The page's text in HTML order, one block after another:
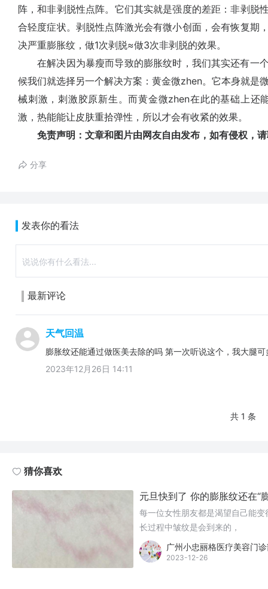
阵，和非剥脱性点阵。它们其实就是强度的差距：非剥脱
合轻度症状。剥脱性点阵激光会有微小创面，会有恢复期
决严重膨胀纹，做1次剥脱≈做3次非剥脱的效果。
在解决因为暴瘦而导致的膨胀纹时，我们其实还有一
候我们就选择另一个解决方案：黄金微zhen。它本身就是
械刺激，刺激胶原新生。而黄金微zhen在此的基础上还
激，热能能让皮肤重拾弹性，所以才会有收紧的效果。
免责声明：文章和图片由网友自由发布，如有侵权，
分享
发表你的看法
最新评论
天气回温
膨胀纹还能通过做医美去除的吗 第一次听说这个，我大腿
2023年12月26日 14:11
共 1 条
猜你喜欢
元旦快到了 你的膨胀纹还在“
每一位女性朋友都是渴望自己能
长过程中皱纹是会到来的，
广州小忠丽格医疗美容门
2023-12-26